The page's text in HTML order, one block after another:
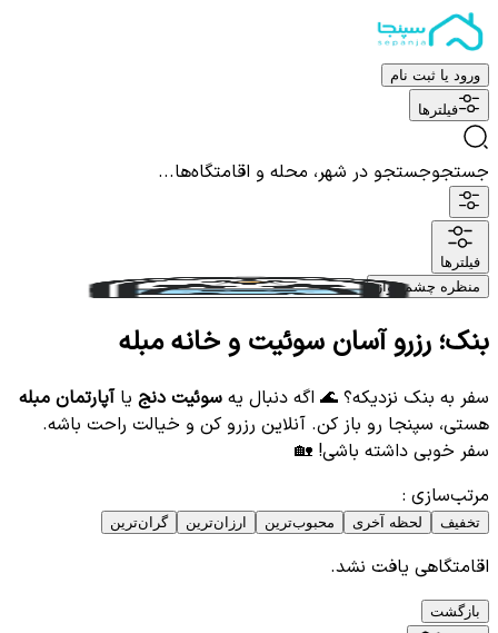
ورود یا ثبت نام
فیلترها
جستجوجستجو در شهر، محله و اقامتگاه‌ها...
فیلترها
منظره چشم نواز
بنک؛ رزرو آسان سوئیت و خانه مبله
سفر به بنک نزدیکه؟ 🌊 اگه دنبال یه سوئیت دنج یاآپارتمان مبله
هستی، سپنجا رو باز کن. آنلاین رزرو کن و خیالت راحت باشه.
سفر خوبی داشته باشی! 🏡
مرتب‌سازی :
تخفیف لحظه آخری محبوب‌ترین ارزان‌ترین گران‌ترین
اقامتگاهی یافت نشد.
بازگشت